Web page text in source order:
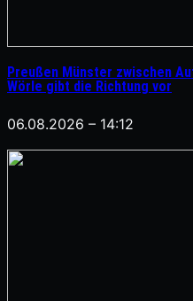
Preußen Münster zwischen
Wörle gibt die Richtung vor
06.08.2026 – 14:12